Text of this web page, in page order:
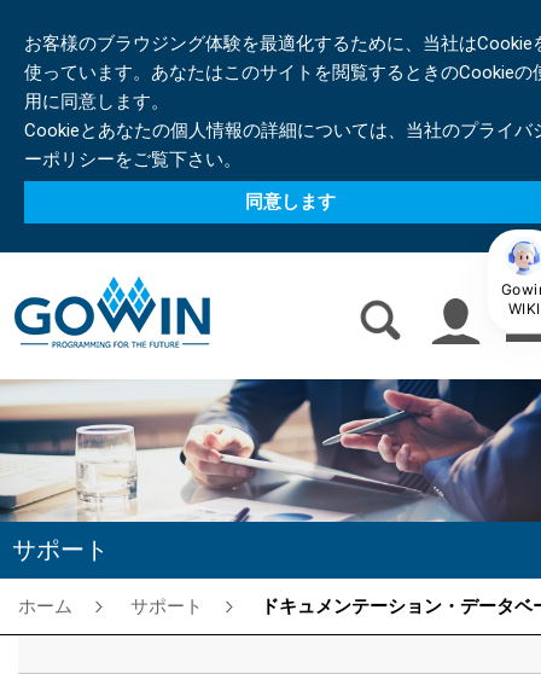
お客様のブラウジング体験を最適化するために、当社はCookie
使っています。あなたはこのサイトを閲覧するときのCookieの
用に同意します。
Cookieとあなたの個人情報の詳細については、当社のプライバ
ーポリシーをご覧下さい。
同意します
サポート
ホーム サポート ドキュメンテーション・データベー
WIKI